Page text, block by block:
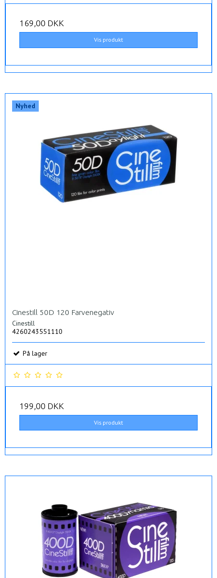
169,00 DKK
Vis produkt
Nyhed
Cinestill 50D 120 Farvenegativ
Cinestill
4260243551110
På lager
199,00 DKK
Vis produkt